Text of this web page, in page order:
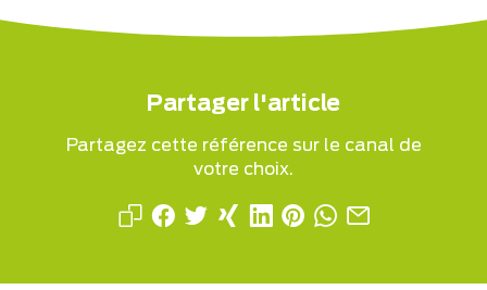
Partager l'article
Partagez cette référence sur le canal de
votre choix.